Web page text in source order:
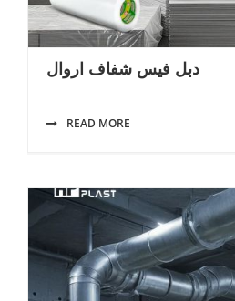
دبل فيس شفاف اروال
READ MORE